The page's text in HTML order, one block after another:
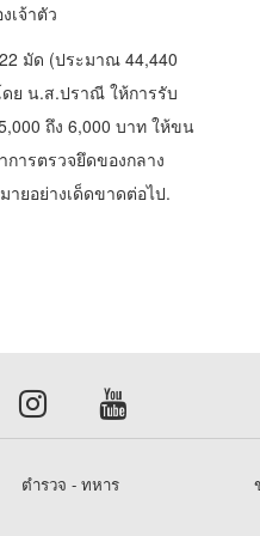
เจ้าตัว
มัด (ประมาณ 44,440
ดย น.ส.ปราณี ให้การรับ
ถึง 6,000 บาท ให้ขน
ารตรวจยึดของกลาง
ยอย่างเด็ดขาดต่อไป.
ตำรวจ - ทหาร